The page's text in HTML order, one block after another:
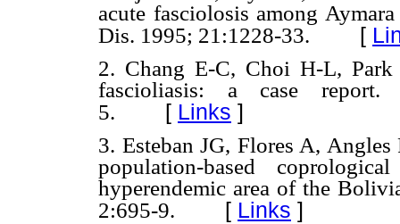
acute fasciolosis among
Dis. 1995; 21:1228-33. [
2. Chang E-C, Choi H-L, Park
fascioliasis: a case
5. [ Links ]
3. Esteban JG, Flores A,
population-based
hyperendemic area of the
2:695-9. [ Links ]